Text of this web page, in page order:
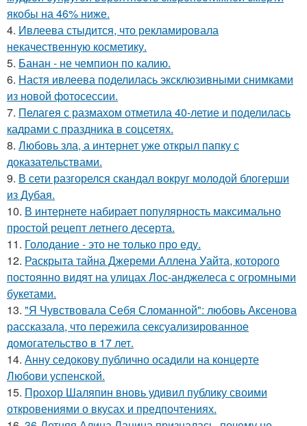
якобы на 46% ниже.
4. Ивлеева стыдится, что рекламировала
некачественную косметику.
5. Банан - не чемпион по калию.
6. Настя ивлеева поделилась эксклюзивными снимками
из новой фотосессии.
7. Пелагея с размахом отметила 40-летие и поделилась
кадрами с праздника в соцсетях.
8. Любовь зла, а интернет уже открыл папку с
доказательствами.
9. В сети разгорелся скандал вокруг молодой блогерши
из Дубая.
10. В интернете набирает популярность максимально
простой рецепт летнего десерта.
11. Голодание - это не только про еду.
12. Раскрыта тайна Джереми Аллена Уайта, которого
постоянно видят на улицах Лос-анджелеса с огромными
букетами.
13. "Я Чувствовала Себя Сломанной": любовь Аксенова
рассказала, что пережила сексуализированное
домогательство в 17 лет.
14. Анну седокову публично осадили на концерте
Любови успенской.
15. Прохор Шаляпин вновь удивил публику своими
откровениями о вкусах и предпочтениях.